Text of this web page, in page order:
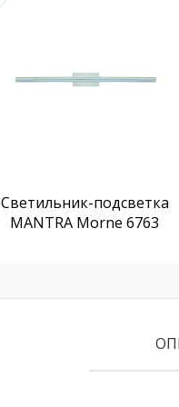
Светильник-подсветка
MANTRA Morne 6763